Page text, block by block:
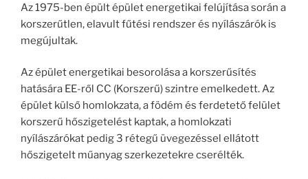
Az 1975-ben épült épület energetikai felújítása során a
korszerűtlen, elavult fűtési rendszer és nyílászárók is
megújultak.
Az épület energetikai besorolása a korszerűsítés
hatására EE-ről CC (Korszerű) szintre emelkedett. Az
épület külső homlokzata, a födém és ferdetető felület
korszerű hőszigetelést kaptak, a homlokzati
nyílászárókat pedig 3 rétegű üvegezéssel ellátott
hőszigetelt műanyag szerkezetekre cserélték.